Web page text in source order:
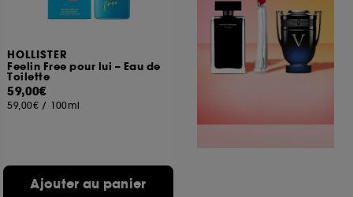
HOLLISTER
Feelin Free pour lui – Eau de
Toilette
59,00€
59,00€ / 100ml
Ajouter au panier